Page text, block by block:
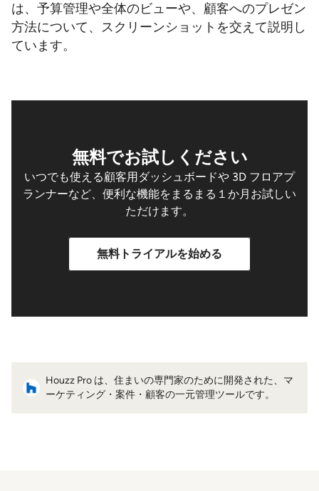
は、予算管理や全体のビューや、顧客へのプレゼン
方法について、スクリーンショットを交えて説明し
ています。
無料でお試しください
いつでも使える顧客用ダッシュボードや 3D フロアプ
ランナーなど、便利な機能をまるまる１か月お試しい
ただけます。
無料トライアルを始める
Houzz Pro は、住まいの専門家のために開発された、マ
ーケティング・案件・顧客の一元管理ツールです。